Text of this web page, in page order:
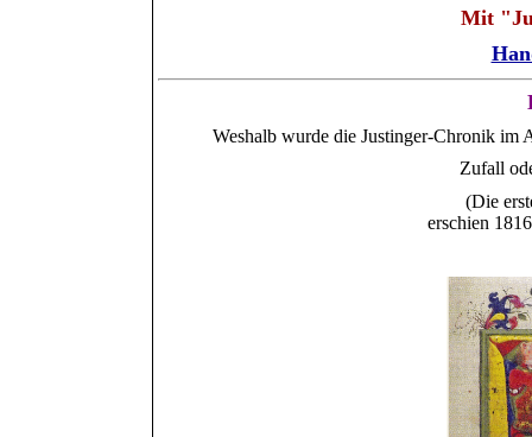
Mit
Weshalb wurde die Justinger-Chronik im
Zufall
(Die
erschien